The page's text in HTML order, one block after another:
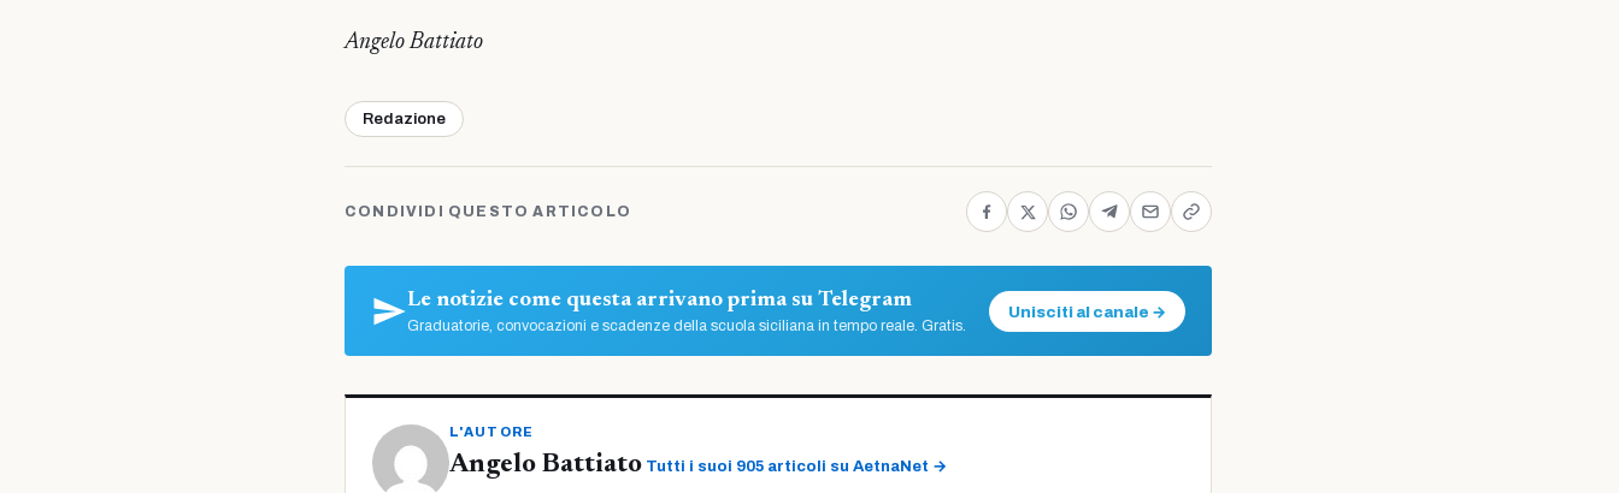
Angelo Battiato
Redazione
CONDIVIDI QUESTO ARTICOLO
Le notizie come questa arrivano prima su Telegram
Graduatorie, convocazioni e scadenze della scuola siciliana in tempo reale. Gratis.
Unisciti al canale →
L'AUTORE
Angelo Battiato Tutti i suoi 905 articoli su AetnaNet →